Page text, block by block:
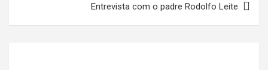
Entrevista com o padre Rodolfo Leite